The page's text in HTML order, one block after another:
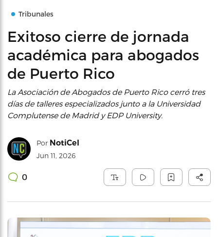
Tribunales
Exitoso cierre de jornada
académica para abogados
de Puerto Rico
La Asociación de Abogados de Puerto Rico cerró tres
días de talleres especializados junto a la Universidad
Complutense de Madrid y EDP University.
Por NotiCel
Jun 11, 2026
0